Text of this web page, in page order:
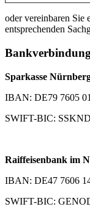
oder vereinbaren Sie
entsprechenden
Sparkasse
IBAN: DE79 7605
SWIFT-BIC:
Raiffeisenbank im
IBAN: DE47 7606
SWIFT-BIC: